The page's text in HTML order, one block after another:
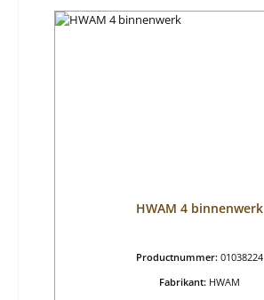
HWAM 4 binnenwerk
Productnummer: 01038224
Fabrikant: HWAM